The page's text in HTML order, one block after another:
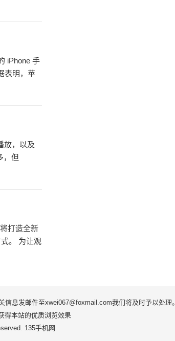
iPhone 手
表明，苹
放，以及
，但
打造全新
。 为让观
息发邮件至xwei067@foxmail.com我们将及时予以处理。
得本站的优质浏览效果
135手机网